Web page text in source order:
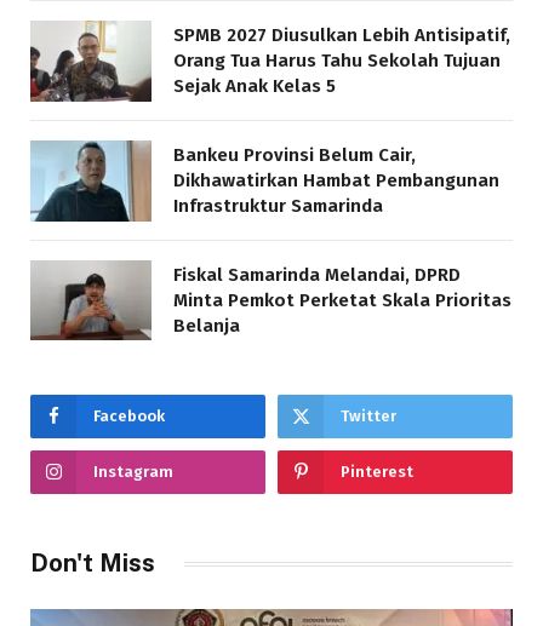
SPMB 2027 Diusulkan Lebih Antisipatif,
Orang Tua Harus Tahu Sekolah Tujuan
Sejak Anak Kelas 5
Bankeu Provinsi Belum Cair,
Dikhawatirkan Hambat Pembangunan
Infrastruktur Samarinda
Fiskal Samarinda Melandai, DPRD
Minta Pemkot Perketat Skala Prioritas
Belanja
Facebook Twitter
Instagram Pinterest
Don't Miss